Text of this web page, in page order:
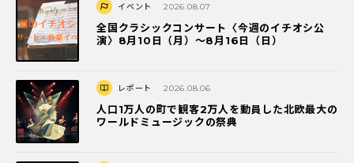
イベント 2026.08.07
全国クラシックコンサート〈今週のイチオシ公
演〉8月10日（月）～8月16日（日）
レポート 2026.08.06
人口1万人の町で観客2万人を動員した北欧最大の
ワールドミュージックの祭典